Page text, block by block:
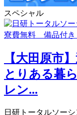
スペシャル
【大田原市
とりある暮
レン...
日研トータルソー